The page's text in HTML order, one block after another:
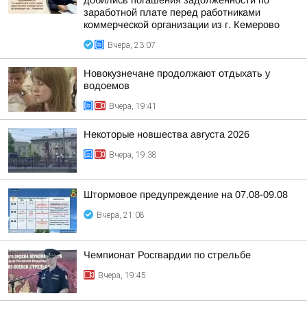
заработной плате перед работниками
коммерческой организации из г. Кемерово
Вчера, 23:07
Новокузнечане продолжают отдыхать у
водоемов
Вчера, 19:41
Некоторые новшества августа 2026
Вчера, 19:38
Штормовое предупреждение на 07.08-09.08
Вчера, 21:08
Чемпионат Росгвардии по стрельбе
Вчера, 19:45